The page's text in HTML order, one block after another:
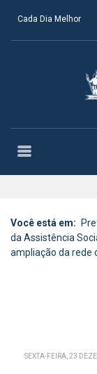
Cada Dia Melhor
Você está em:
da Assistência
ampliação da rede
SEXTA-FEIRA, 23